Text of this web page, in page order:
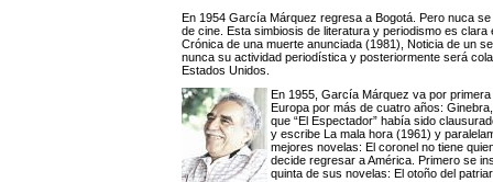
En 1954 García Márquez regresa a Bogotá. Pero nuca
de cine. Esta simbiosis de literatura y periodismo es
Crónica de una muerte anunciada (1981), Noticia de un
nunca su actividad periodística y posteriormente será
Estados Unidos.
En 1955, García Márquez va por
Europa por más de cuatro años:
que “El Espectador” había sido
y escribe La mala hora (1961) y
mejores novelas: El coronel no tiene
decide regresar a América. Primero se
quinta de sus novelas: El otoño del